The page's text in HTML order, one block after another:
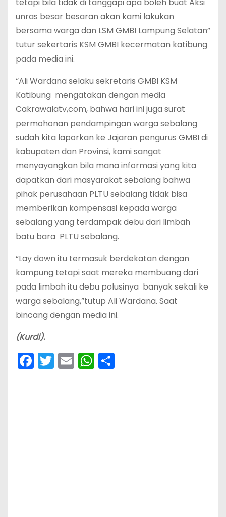
tetapi bila tidak di tanggapi apa boleh buat Aksi
unras besar besaran akan kami lakukan
bersama warga dan LSM GMBI Lampung Selatan”
tutur sekertaris KSM GMBI kecermatan katibung
pada media ini.
“Ali Wardana selaku sekretaris GMBI KSM
Katibung mengatakan dengan media
Cakrawalatv,com, bahwa hari ini juga surat
permohonan pendampingan warga sebalang
sudah kita laporkan ke Jajaran pengurus GMBI di
kabupaten dan Provinsi, kami sangat
menyayangkan bila mana informasi yang kita
dapatkan dari masyarakat sebalang bahwa
pihak perusahaan PLTU sebalang tidak bisa
memberikan kompensasi kepada warga
sebalang yang terdampak debu dari limbah
batu bara PLTU sebalang.
“Lay down itu termasuk berdekatan dengan
kampung tetapi saat mereka membuang dari
pada limbah itu debu polusinya banyak sekali ke
warga sebalang,”tutup Ali Wardana. Saat
bincang dengan media ini.
(Kurdi).
F
a
T
w
E
m
W
h